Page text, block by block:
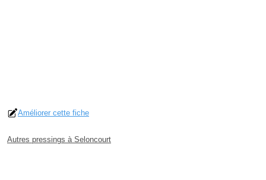
Améliorer cette fiche
Autres pressings à Seloncourt